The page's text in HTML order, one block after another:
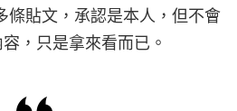
條貼文，承認是本人，但不會
，只是拿來看而已。